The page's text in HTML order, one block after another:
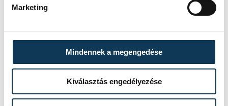
Marketing
Mindennek a megengedése
Kiválasztás engedélyezése